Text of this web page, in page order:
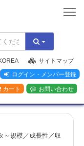
サイトマップ
ログイン・メンバー登録
カート お問い合わせ
～規模／成長性／収